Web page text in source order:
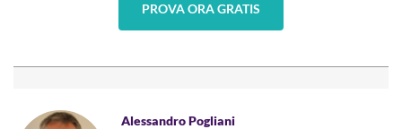
PROVA ORA GRATIS
Alessandro Pogliani